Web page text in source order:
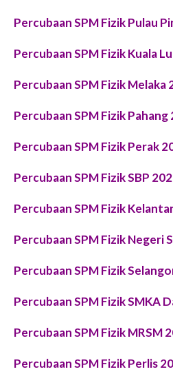
Percubaan SPM Fizik Pulau
Percubaan SPM Fizik Kuala
Percubaan SPM Fizik Melaka
Percubaan SPM Fizik Pahang
Percubaan SPM Fizik Perak
Percubaan SPM Fizik SBP
Percubaan SPM Fizik
Percubaan SPM Fizik Negeri
Percubaan SPM Fizik
Percubaan SPM Fizik SMKA
Percubaan SPM Fizik MRSM
Percubaan SPM Fizik Perlis